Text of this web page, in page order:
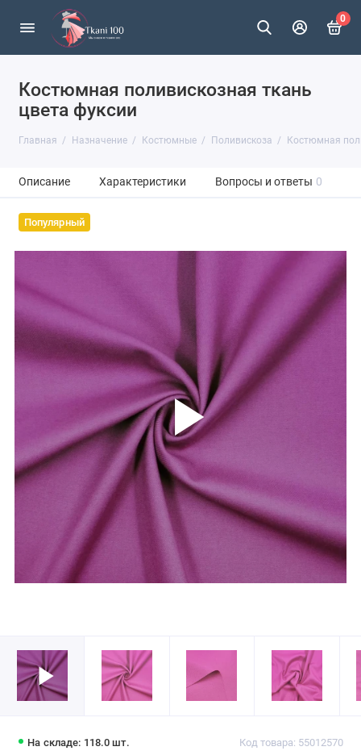
0
Костюмная поливискозная ткань
цвета фуксии
Главная Назначение Костюмные Поливискоза Костюмная
Описание Характеристики Вопросы и ответы 0
Популярный
На складе: 118.0 шт. Код товара: 55012570